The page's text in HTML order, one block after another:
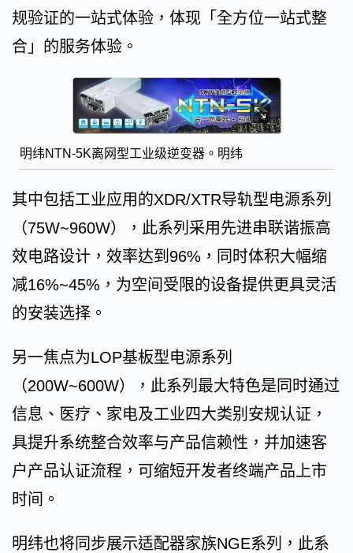
规验证的一站式体验，体现「全方位一站式整
合」的服务体验。
明纬NTN-5K离网型工业级逆变器。明纬
其中包括工业应用的XDR/XTR导轨型电源系列
（75W~960W），此系列采用先进串联谐振高
效电路设计，效率达到96%，同时体积大幅缩
减16%~45%，为空间受限的设备提供更具灵活
的安装选择。
另一焦点为LOP基板型电源系列
（200W~600W），此系列最大特色是同时通过
信息、医疗、家电及工业四大类别安规认证，
具提升系统整合效率与产品信赖性，并加速客
户产品认证流程，可缩短开发者终端产品上市
时间。
明纬也将同步展示适配器家族NGE系列，此系